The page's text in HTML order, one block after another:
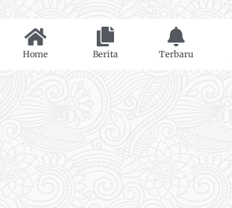
Home Berita Terbaru